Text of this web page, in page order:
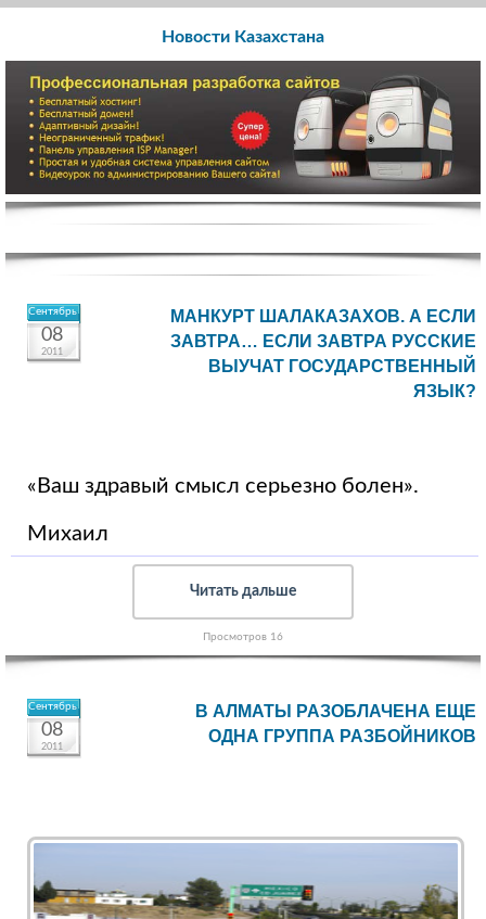
Новости Казахстана
Сентябрь
08
2011
МАНКУРТ ШАЛАКАЗАХОВ. А ЕСЛИ
ЗАВТРА… ЕСЛИ ЗАВТРА РУССКИЕ
ВЫУЧАТ ГОСУДАРСТВЕННЫЙ
ЯЗЫК?
«Ваш здравый смысл серьезно болен».
Михаил
Читать дальше
Просмотров 16
Сентябрь
08
2011
В АЛМАТЫ РАЗОБЛАЧЕНА ЕЩЕ
ОДНА ГРУППА РАЗБОЙНИКОВ